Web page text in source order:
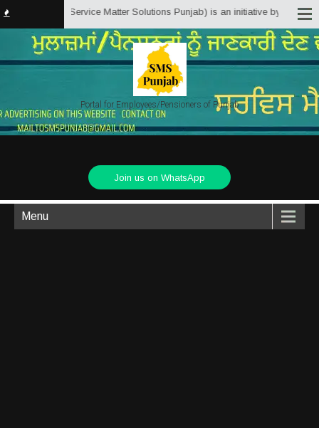
(Service Matter Solutions Punjab) is an initiative by
Portal for Employees/Pensioners of Punjab
Join us on WhatsApp
Menu